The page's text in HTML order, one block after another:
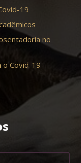
19
no
o Covid-19